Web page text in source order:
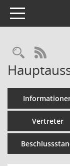
Toggle navigation
Vertreter